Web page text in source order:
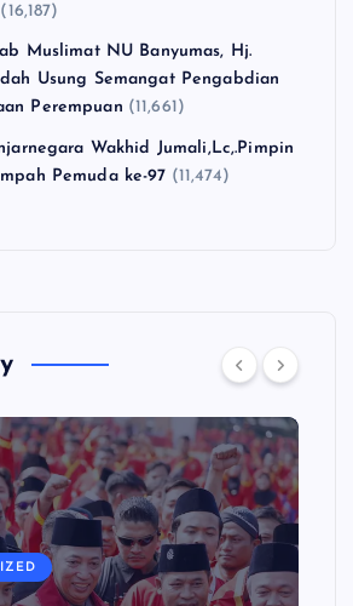
(16,187)
Muslimat NU Banyumas, Hj.
Usung Semangat Pengabdian
Perempuan (11,661)
Wakhid Jumali,Lc,.Pimpin
Pemuda ke-97 (11,474)